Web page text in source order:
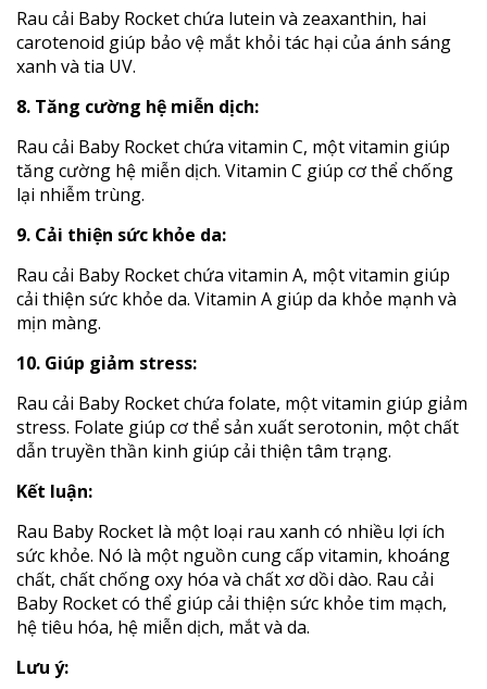
Rau cải Baby Rocket chứa lutein và zeaxanthin, hai
carotenoid giúp bảo vệ mắt khỏi tác hại của ánh sáng
xanh và tia UV.
8. Tăng cường hệ miễn dịch:
Rau cải Baby Rocket chứa vitamin C, một vitamin giúp
tăng cường hệ miễn dịch. Vitamin C giúp cơ thể chống
lại nhiễm trùng.
9. Cải thiện sức khỏe da:
Rau cải Baby Rocket chứa vitamin A, một vitamin giúp
cải thiện sức khỏe da. Vitamin A giúp da khỏe mạnh và
mịn màng.
10. Giúp giảm stress:
Rau cải Baby Rocket chứa folate, một vitamin giúp giảm
stress. Folate giúp cơ thể sản xuất serotonin, một chất
dẫn truyền thần kinh giúp cải thiện tâm trạng.
Kết luận:
Rau Baby Rocket là một loại rau xanh có nhiều lợi ích
sức khỏe. Nó là một nguồn cung cấp vitamin, khoáng
chất, chất chống oxy hóa và chất xơ dồi dào. Rau cải
Baby Rocket có thể giúp cải thiện sức khỏe tim mạch,
hệ tiêu hóa, hệ miễn dịch, mắt và da.
Lưu ý: